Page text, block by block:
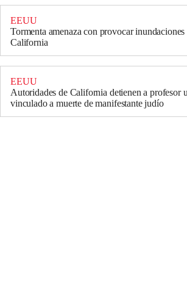
EEUU
Tormenta amenaza con provocar inundaciones
California
EEUU
Autoridades de California detienen a profesor
vinculado a muerte de manifestante judío